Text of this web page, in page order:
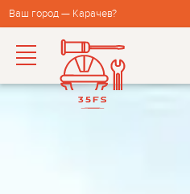
Ваш город — Карачев?